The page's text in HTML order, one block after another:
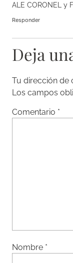
ALE CORONEL y
Responder
Deja
Tu dirección de
Los campos
Comentario *
Nombre *